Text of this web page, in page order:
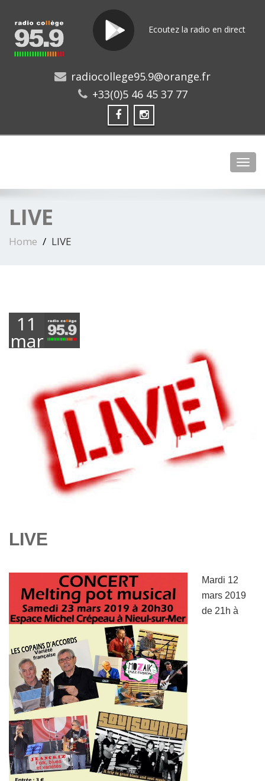
Ecoutez la radio en direct
radiocollege95.9@orange.fr
+33(0)5 46 45 37 77
LIVE
Home LIVE
11
mars
LIVE
Mardi 12
mars 2019
de 21h à